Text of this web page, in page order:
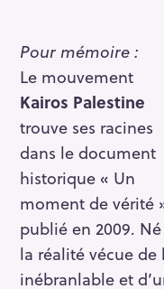
Pour mémoire :
Le mouvement
Kairos Palestine
trouve ses racines
dans le document
historique « Un
moment de vérité
publié en 2009.
la réalité vécue de
inébranlable et